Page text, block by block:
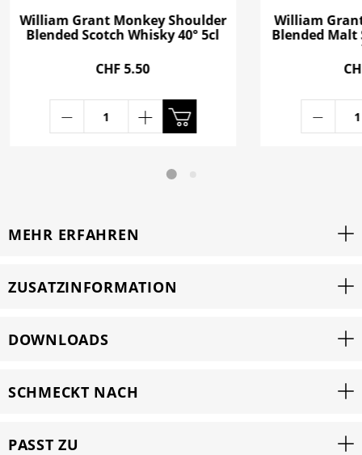
William Grant Monkey Shoulder
Blended Scotch Whisky 40° 5cl
CHF 5.50
William
Blended Malt
MEHR ERFAHREN
ZUSATZINFORMATION
DOWNLOADS
SCHMECKT NACH
PASST ZU